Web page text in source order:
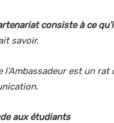
consiste à ce
savoir.
l’Ambassadeur est un
aux étudiants